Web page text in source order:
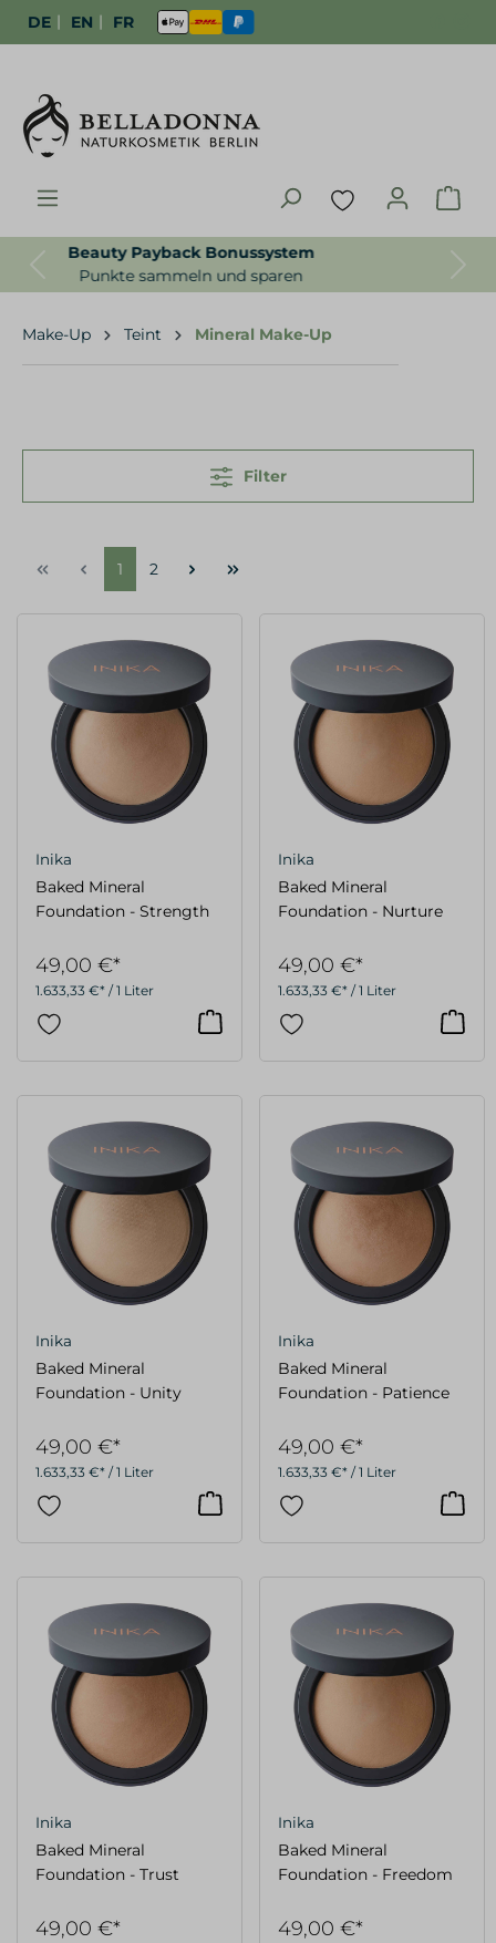
DE | EN | FR
Gratisproben zur Bestellung
Für uns selbstverständlich
Previous Next
Make-Up Teint Mineral Make-Up
Filter
1 2
Inika
Baked Mineral
Foundation - Strength
1.633,33 €* / 1 Liter
49,00 €*
Inika
Baked Mineral
Foundation - Nurture
1.633,33 €* / 1 Liter
49,00 €*
Inika
Baked Mineral
Foundation - Unity
1.633,33 €* / 1 Liter
49,00 €*
Inika
Baked Mineral
Foundation - Patience
1.633,33 €* / 1 Liter
49,00 €*
Inika
Baked Mineral
Foundation - Trust
49,00 €*
Inika
Baked Mineral
Foundation - Freedom
49,00 €*